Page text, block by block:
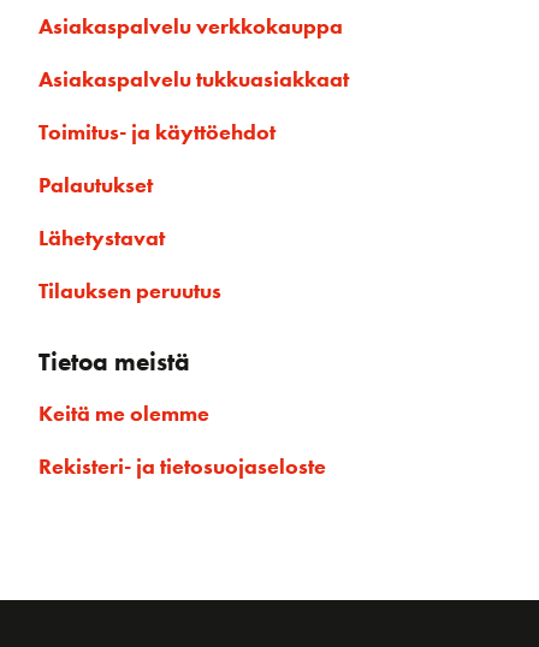
Asiakaspalvelu verkkokauppa
Asiakaspalvelu tukkuasiakkaat
Toimitus- ja käyttöehdot
Palautukset
Lähetystavat
Tilauksen peruutus
Tietoa meistä
Keitä me olemme
Rekisteri- ja tietosuojaseloste